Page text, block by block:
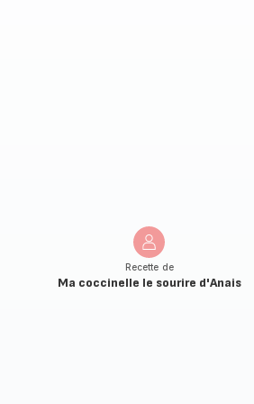
Recette de
Ma coccinelle le sourire d'Anais